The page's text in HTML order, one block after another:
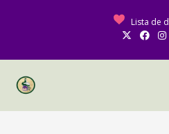
Lista de